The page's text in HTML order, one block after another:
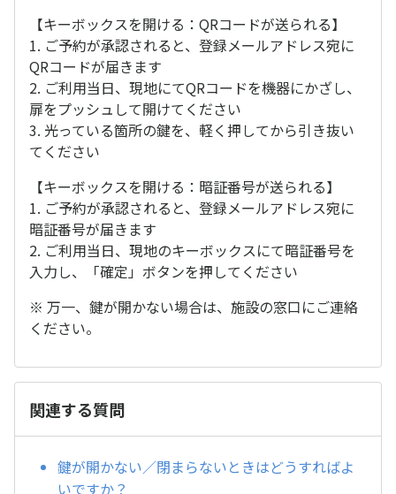
【キーボックスを開ける：QRコードが送られる】
1. ご予約が承認されると、登録メールアドレス宛に
QRコードが届きます
2. ご利用当日、現地にてQRコードを機器にかざし、
扉をプッシュして開けてください
3. 光っている箇所の鍵を、軽く押してから引き抜い
てください
【キーボックスを開ける：暗証番号が送られる】
1. ご予約が承認されると、登録メールアドレス宛に
暗証番号が届きます
2. ご利用当日、現地のキーボックスにて暗証番号を
入力し、「確定」ボタンを押してください
※ 万一、鍵が開かない場合は、施設の窓口にご連絡
ください。
関連する質問
鍵が開かない／閉まらないときはどうすればよ
いですか？